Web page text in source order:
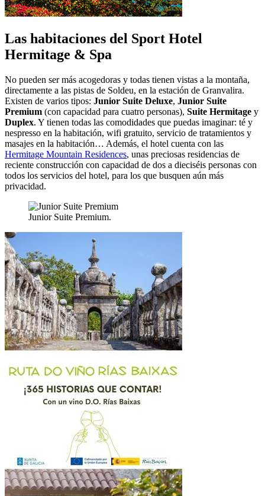
Las habitaciones del Sport Hotel
Hermitage & Spa
No pueden ser más acogedoras y todas tienen vistas a la montaña,
directamente a las pistas de Soldeu, en la estación de Granvalira.
Existen de varios tipos: Junior Suite Deluxe, Junior Suite
Premium (con capacidad para cuatro personas), Suite Hermitage y
Duplex. Y tienen todas las comodidades que puedas imaginar: té y
nespresso en la habitación, wifi gratuito, servicio de tratamientos y
masajes en la habitación… Además, el hotel cuenta con las
Hermitage Mountain Residences, unas preciosas residencias de
reciente construcción con capacidad de dos a dieciséis personas con
todos los servicios del hotel, para los que busquen aún más
privacidad.
Junior Suite Premium.